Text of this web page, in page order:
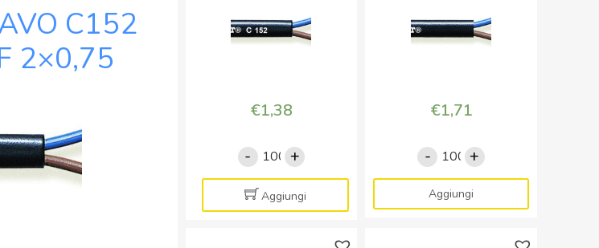
C152
2×0,75
€1,38
-
TASKER
CAVO
C152
H05VV-
+
Aggiungi
€1,71
-
TASKER
CAVO
C153
H05VV-
+
Aggiungi